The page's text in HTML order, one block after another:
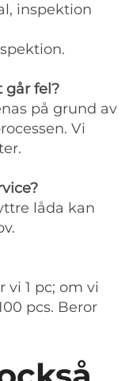
inspektion
går fel?
på grund av
Vi
låda kan
vi 1 pc; om vi
pcs. Beror